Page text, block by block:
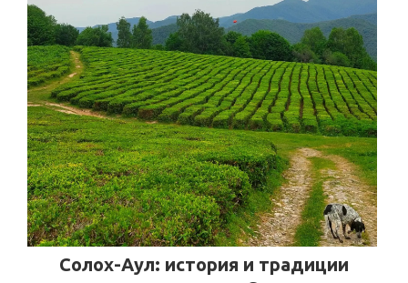
Солох-Аул: история и традиции